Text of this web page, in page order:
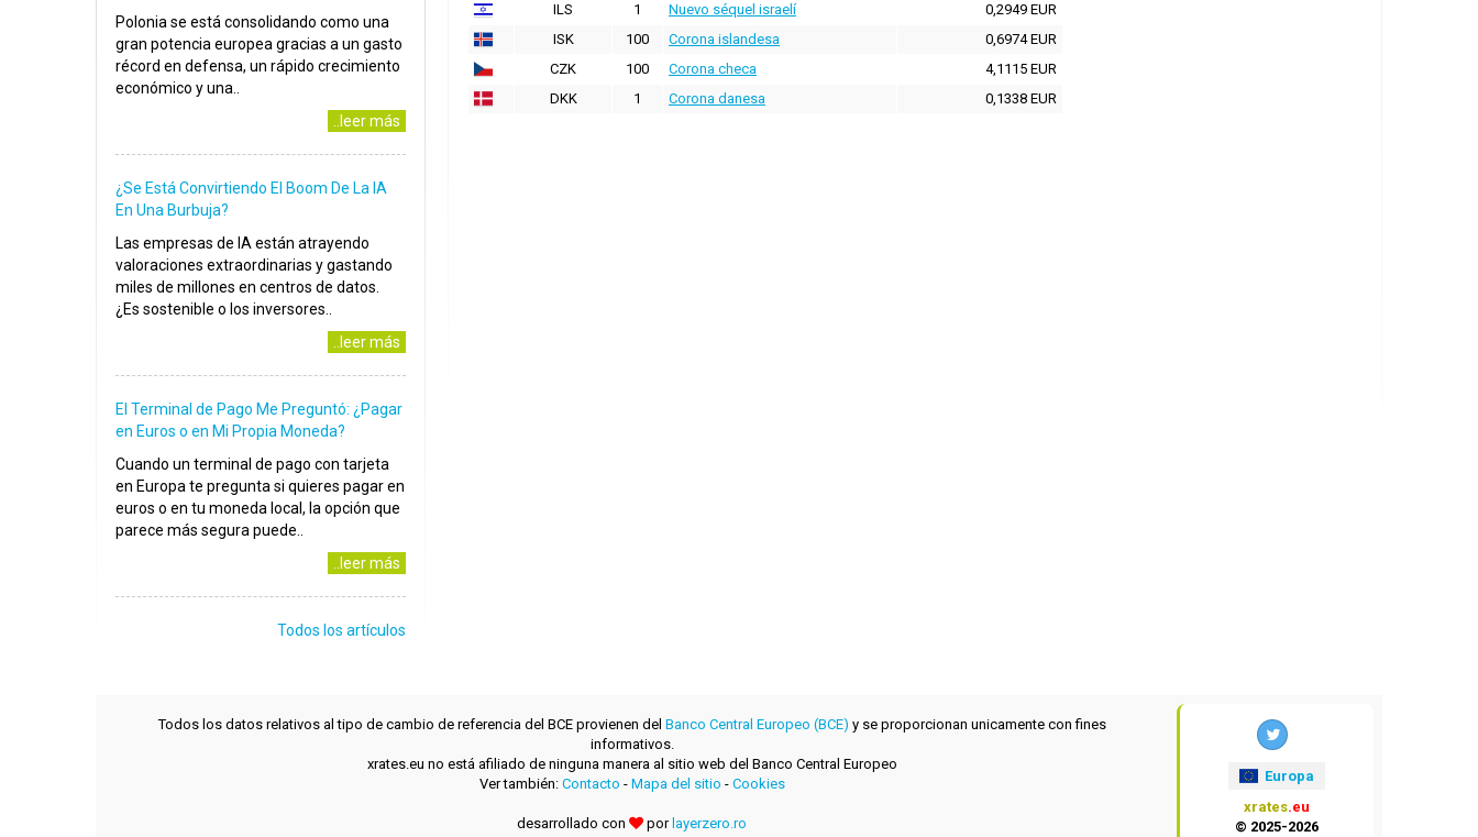
ILS
1 Nuevo séquel israelí
0,2949 EUR
ISK
100 Corona islandesa
0,6974 EUR
CZK
100 Corona checa
4,1115 EUR
DKK
1 Corona danesa 0,1338 EUR
Polonia se está consolidando como una
gran potencia europea gracias a un gasto
récord en defensa, un rápido crecimiento
económico y una..
..leer más
¿Se Está Convirtiendo El Boom De La IA
En Una Burbuja?
Las empresas de IA están atrayendo
valoraciones extraordinarias y gastando
miles de millones en centros de datos.
¿Es sostenible o los inversores..
..leer más
El Terminal de Pago Me Preguntó: ¿Pagar
en Euros o en Mi Propia Moneda?
Cuando un terminal de pago con tarjeta
en Europa te pregunta si quieres pagar en
euros o en tu moneda local, la opción que
parece más segura puede..
..leer más
Todos los artículos
Todos los datos relativos al tipo de cambio de referencia del BCE provienen del Banco Central Europeo (BCE) y se proporcionan unicamente con fines
informativos.
xrates.eu no está afiliado de ninguna manera al sitio web del Banco Central Europeo
Ver también: Contacto - Mapa del sitio - Cookies
desarrollado con por layerzero.ro
Europa
xrates.eu
© 2025-2026